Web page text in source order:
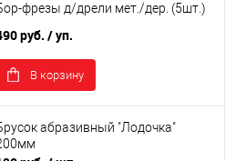
фрезы д/дрели мет./дер. (5шт.)
руб. / уп.
В корзину
абразивный "Лодочка"